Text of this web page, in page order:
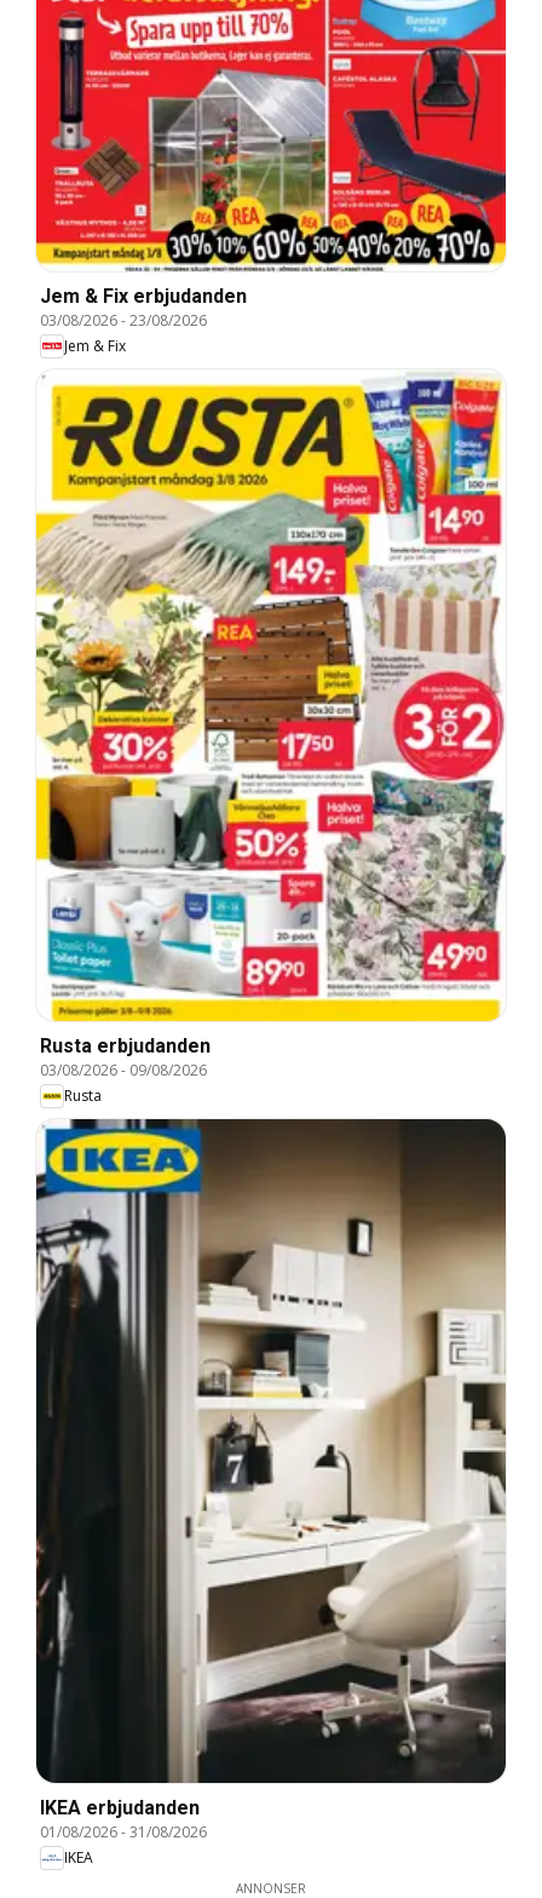
Jem & Fix erbjudanden
03/08/2026-23/08/2026
Jem & Fix
Rusta erbjudanden
03/08/2026- 09/08/2026
Rusta
IKEA erbjudanden
01/08/2026-31/08/2026
IKEA
ANNONSER